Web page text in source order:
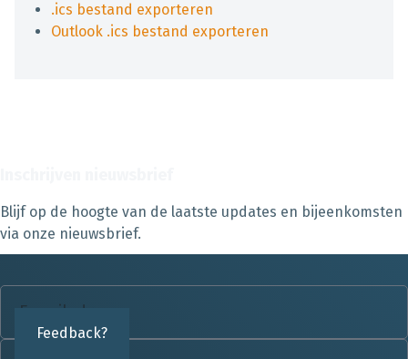
.ics bestand exporteren
Outlook .ics bestand exporteren
Blijf op de hoogte van de laatste updates en bijeenkomsten
via onze nieuwsbrief.
Feedback?